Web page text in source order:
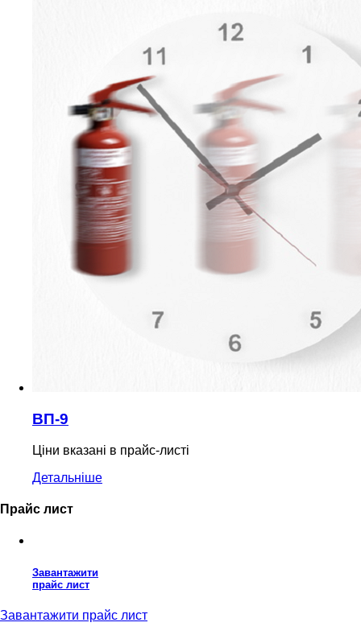
ВП-9
Ціни вказані в прайс-листі
Детальніше
Прайс лист
Завантажити
прайс лист
Завантажити прайс лист